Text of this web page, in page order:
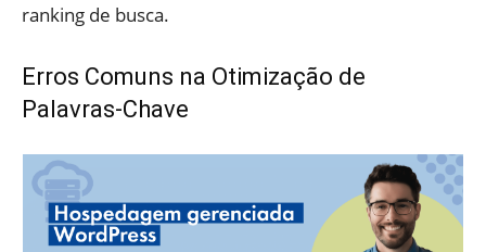
ranking de busca.
Erros Comuns na Otimização de
Palavras-Chave